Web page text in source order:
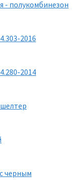
- полукомбинезон
2016
2014
черным